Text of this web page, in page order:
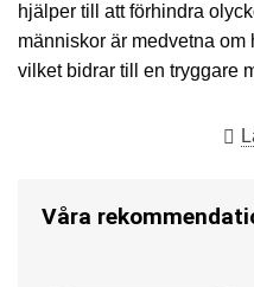
hjälper till att förhindra
människor är medvetna om
vilket bidrar till en tryggare
Olika Typer av Hund
hundars beteenden eller
Våra